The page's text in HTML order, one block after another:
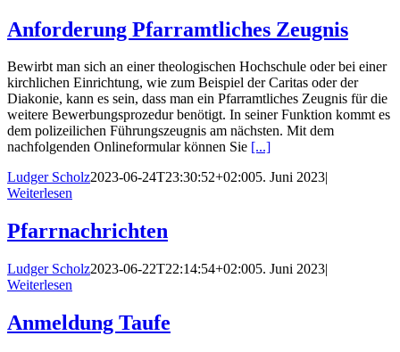
Anforderung Pfarramtliches Zeugnis
Bewirbt man sich an einer theologischen Hochschule oder bei einer
kirchlichen Einrichtung, wie zum Beispiel der Caritas oder der
Diakonie, kann es sein, dass man ein Pfarramtliches Zeugnis für die
weitere Bewerbungsprozedur benötigt. In seiner Funktion kommt es
dem polizeilichen Führungszeugnis am nächsten. Mit dem
nachfolgenden Onlineformular können Sie [...]
Ludger Scholz2023-06-24T23:30:52+02:005. Juni 2023|
Weiterlesen
Pfarrnachrichten
Ludger Scholz2023-06-22T22:14:54+02:005. Juni 2023|
Weiterlesen
Anmeldung Taufe